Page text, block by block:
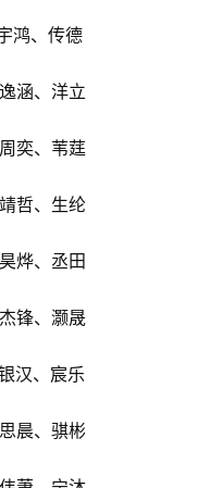
鸿、传德
涵、洋立
奕、苇莛
哲、生纶
烨、丞田
锋、灏晟
汉、宸乐
晨、骐彬